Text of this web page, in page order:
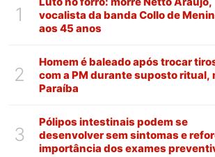
1
vocalista da banda Collo de
aos 45 anos
2
Homem é baleado após trocar
com a PM durante suposto ritual,
Paraíba
3
Pólipos intestinais podem se
desenvolver sem sintomas e
importância dos exames